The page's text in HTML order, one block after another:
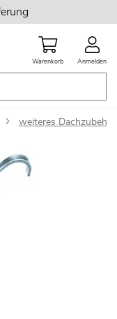
Warenkorb Anmelden
weiteres Dachzubehör